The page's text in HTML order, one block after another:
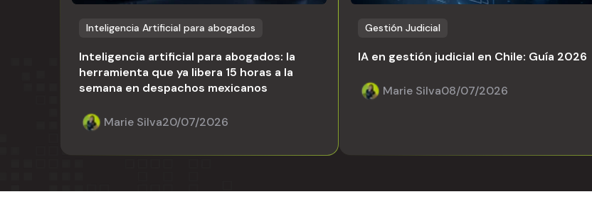
Inteligencia Artificial para abogados
Inteligencia artificial para abogados: la
herramienta que ya libera 15 horas a la
semana en despachos mexicanos
Marie Silva20/07/2026
Gestión Judicial
IA en gestión judicial en Chile: Guía 2026
Marie Silva08/07/2026